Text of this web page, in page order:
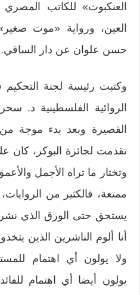
العنكبوت» للكاتب
العين، ورواية «موت
حسن علوان عن دار الساقي.
وكتبت رئيسة لجنة التحكيم
الروائية الفلسطينية د.
تقدمت لجائزة البوكر، كان
وتختار ما تراه الأجمل
ممتعة، فالكثير من
يستحق حتى الورق الذي
أنا ألوم الناشرين الذين
ولا يولون أي اهتمام
يولون أيضا أي اهتمام